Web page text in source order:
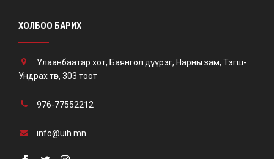
ХОЛБОО БАРИХ
Улаанбаатар хот, Баянгол дүүрэг, Нарны зам, Тэгш-
Ундрах төв, 303 тоот
976-77552212
info@uih.mn